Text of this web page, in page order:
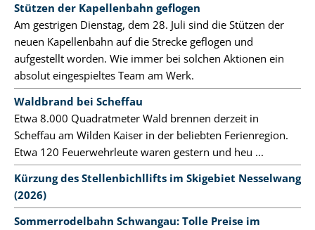
Stützen der Kapellenbahn geflogen
Am gestrigen Dienstag, dem 28. Juli sind die Stützen der
neuen Kapellenbahn auf die Strecke geflogen und
aufgestellt worden. Wie immer bei solchen Aktionen ein
absolut eingespieltes Team am Werk.
Waldbrand bei Scheffau
Etwa 8.000 Quadratmeter Wald brennen derzeit in
Scheffau am Wilden Kaiser in der beliebten Ferienregion.
Etwa 120 Feuerwehrleute waren gestern und heu ...
Kürzung des Stellenbichllifts im Skigebiet Nesselwang
(2026)
Sommerrodelbahn Schwangau: Tolle Preise im